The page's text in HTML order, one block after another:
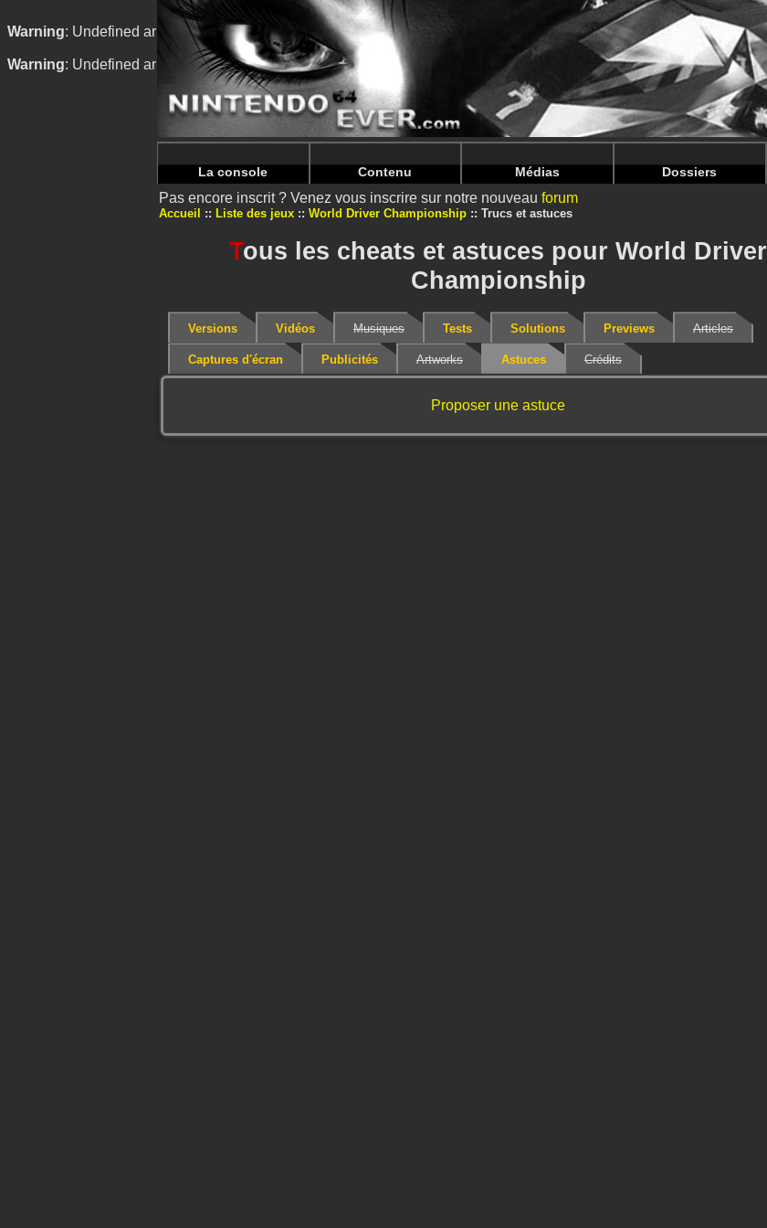
Warning: Undefined array key "HTTP_REFERER" in/home/nintendoju/www/Cheats-V2.php on line
Warning: Undefined array key "HTTP_REFERER" in/home/nintendoju/www/Cheats-V2.phpon line77
La console Contenu Médias Dossiers
Pas encore inscrit ? Venez vous inscrire sur notre nouveau forum
Accueil Liste des jeux World Driver Championship Trucs et astuces
Tous les cheats et astuces pour World Driver
Championship
Versions Vidéos Musiques Tests Solutions Previews Articles
Captures d'écran Publicités Artworks Astuces Crédits
Proposer une astuce